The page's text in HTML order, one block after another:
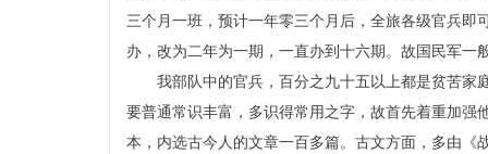
三个月一班，预计一年零三个月后，全旅各级官兵
办，改为二年为一期，一直办到十六期。故国民军
我部队中的官兵，百分之九十五以上都是贫苦家
要普通常识丰富，多识得常用之字，故首先着重加
本，内选古今人的文章一百多篇。古文方面，多由